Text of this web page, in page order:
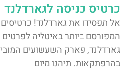
כרטיס כניסה לגארדלנד
אל תפסידו את גארדלנד!
המפורסם ביותר באיטליה
גארדלנד, פארק השעשועים
בהרפתקאות. תיהנו מיום